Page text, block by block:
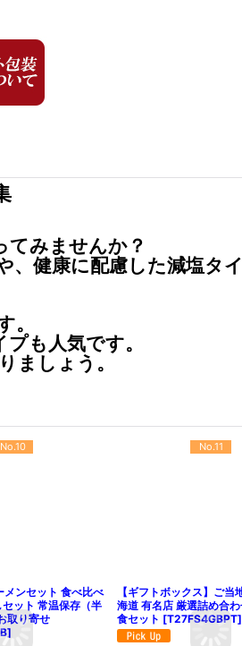
てみませんか？
健康に配慮した減塩タ
。
も人気です。
ましょう。
No.10
メンセット 食べ比べ
ット 常温保存（半
取り寄せ
]
No.11
【ギフトボックス】ご当
海道 有名店 厳選詰め合
食セット [T27FS4GBPT]